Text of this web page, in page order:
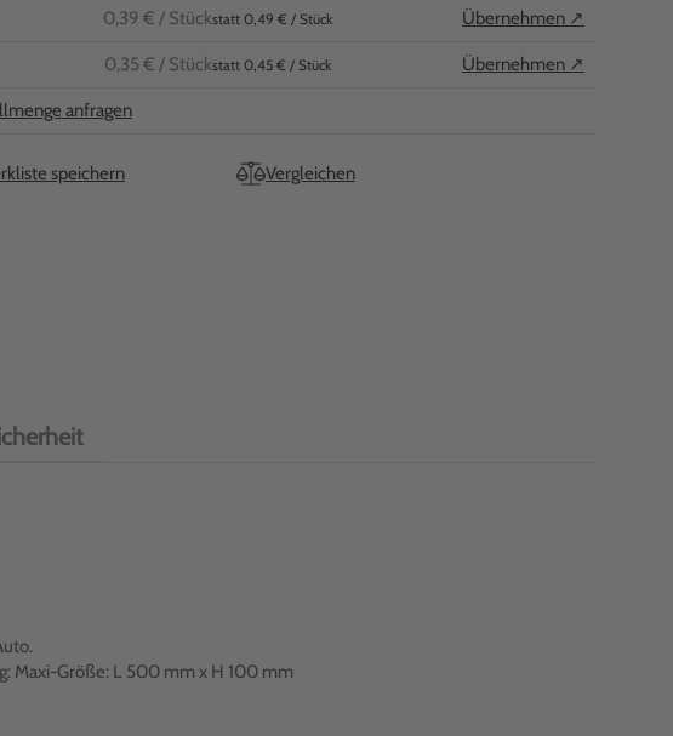
0,39 € / Stückstatt 0,49 € / Stück Übernehmen ↗
0,35 € / Stückstatt 0,45 € / Stück Übernehmen ↗
anfragen
speichern Vergleichen
Maxi-Größe: L 500 mm x H 100 mm